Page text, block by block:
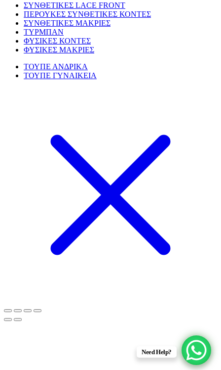
Need Help?
ΣΥΝΘΕΤΙΚΕΣ LACE FRONT
ΠΕΡΟΥΚΕΣ ΣΥΝΘΕΤΙΚΕΣ ΚΟΝΤΕΣ
ΣΥΝΘΕΤΙΚΕΣ ΜΑΚΡΙΕΣ
ΤΥΡΜΠΑΝ
ΦΥΣΙΚΕΣ ΚΟΝΤΕΣ
ΦΥΣΙΚΕΣ ΜΑΚΡΙΕΣ
ΤΟΥΠΕ ΑΝΔΡΙΚΑ
ΤΟΥΠΕ ΓΥΝΑΙΚΕΙΑ